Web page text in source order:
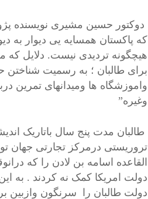
دوکتور حسین مشیری نویسنده
که پاکستان همسایه یی دیوار به
هیچگونه تردیدی نیست. دلایل که
برای طالبان ؛ به رسمیت شناختن
واموزشگاه ها ومیدانهای تمرین
وغیره”
طالبان مدت پنج سال باتاریک
القاعده اسامه بن لادن را که
دولت امریکا کمک نه کردند . به
دولت طالبان را سرنگون وازبین